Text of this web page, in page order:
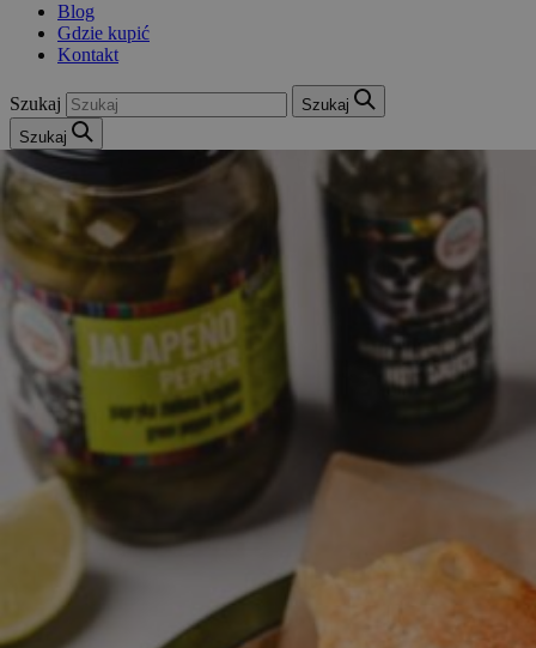
Blog
Gdzie kupić
Kontakt
Szukaj
Szukaj
Szukaj